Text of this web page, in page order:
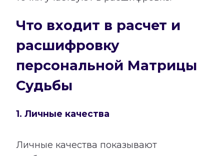
Что входит в расчет и
расшифровку
персональной Матрицы
Судьбы
1. Личные качества
Личные качества показывают